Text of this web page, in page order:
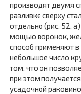
производят двумя
разливке сверху
отдельно (рис. 52,
мощью воронок,
способ применяют в
небольшое число
том, что он
при этом
усадочной